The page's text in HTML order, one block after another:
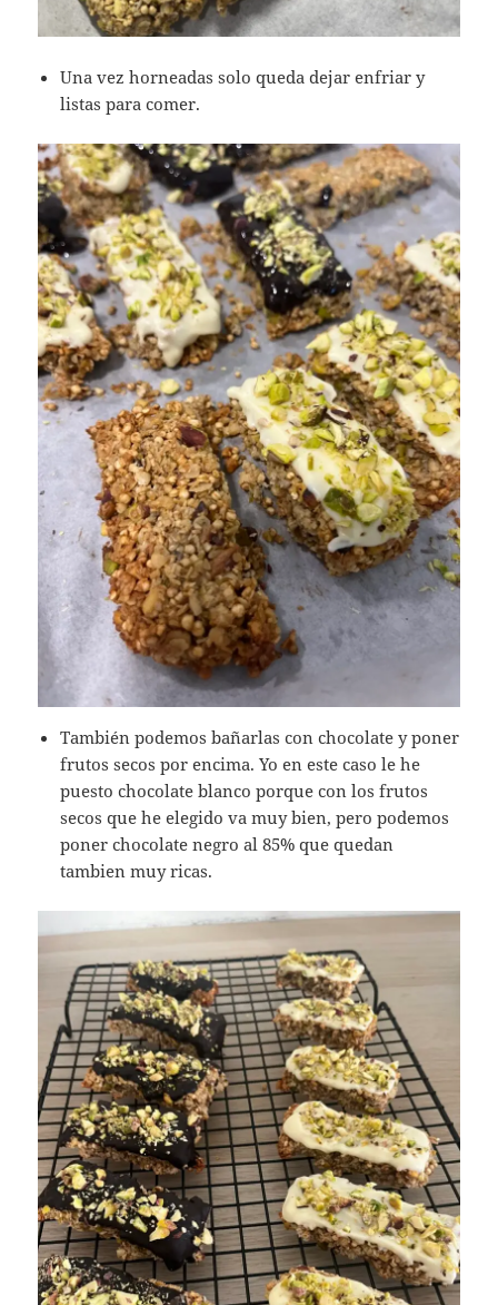
Una vez horneadas solo queda dejar enfriar y
listas para comer.
También podemos bañarlas con chocolate y poner
frutos secos por encima. Yo en este caso le he
puesto chocolate blanco porque con los frutos
secos que he elegido va muy bien, pero podemos
poner chocolate negro al 85% que quedan
tambien muy ricas.